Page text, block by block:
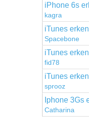
iPhone 6s
kagra
iTunes
Spacebone
iTunes
fid78
iTunes
sprooz
Iphone 3Gs
Catharina